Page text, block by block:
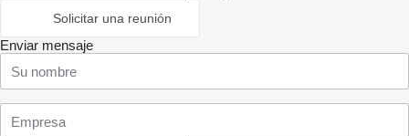
Solicitar una reunión
Enviar mensaje